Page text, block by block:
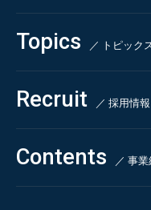
- 市場調査
- 競合調査
- アンケート調査
- クイックリサーチ
自主企画調査
Beauty & Cosmetics
Health & Food
Pharmaceuticals &
Chemical & Life Sciences
Topics ／ トピック
ALL
お知らせ
新刊情報
掲載情報
Recruit ／ 採用情報
採用TOP
- 求める人物像
Contents ／ 事
お問い合わせ